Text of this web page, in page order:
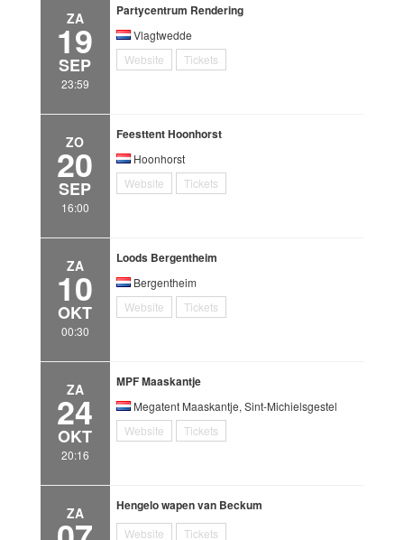
ZA
19
SEP
23:59
Partycentrum Rendering
Vlagtwedde
Website
Tickets
ZO
20
SEP
16:00
Feesttent Hoonhorst
Hoonhorst
Website
Tickets
ZA
10
OKT
00:30
Loods Bergentheim
Bergentheim
Website
Tickets
ZA
24
OKT
20:16
MPF Maaskantje
Megatent Maaskantje, Sint-Michielsgestel
Website
Tickets
ZA Hengelo wapen van Beckum
Website Tickets